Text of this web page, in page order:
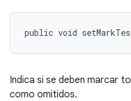
public void
Indica si se deben marcar
como omitidos.